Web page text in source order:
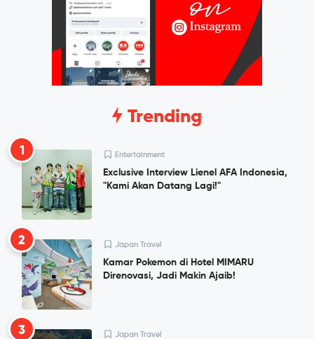
Trending
1 Entertainment
Exclusive Interview Lienel AFA Indonesia,
"Kami Akan Datang Lagi!"
2 Japan Travel
Kamar Pokemon di Hotel MIMARU
Direnovasi, Jadi Makin Ajaib!
3 Japan Travel